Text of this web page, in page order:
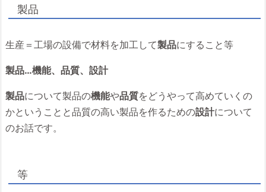
製品
生産＝工場の設備で材料を加工して製品にすること等
製品…機能、品質、設計
製品について製品の機能や品質をどうやって高めていくの
かということと品質の高い製品を作るための設計について
のお話です。
等